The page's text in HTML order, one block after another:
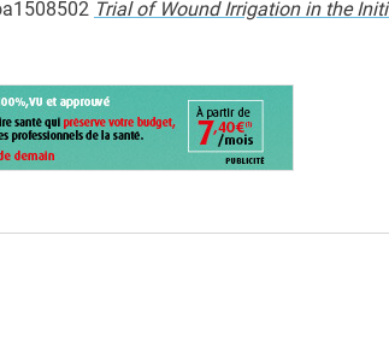
Trial of Wound Irrigation in the